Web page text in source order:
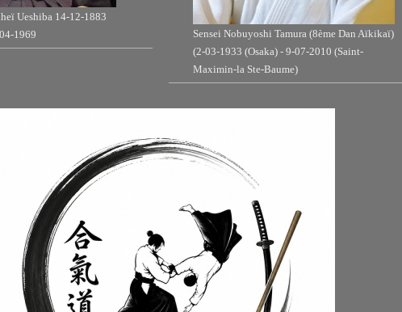
Ueshiba 14-12-1883
1969
Sensei Nobuyoshi Tamura (8ème Dan Aïkikaï)
(2-03-1933 (Osaka) - 9-07-2010 (Saint-
Maximin-la Ste-Baume)